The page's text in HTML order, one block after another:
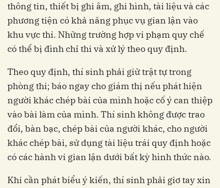
thông tin, thiết bị ghi âm, ghi hình, tài liệu và các
phương tiện có khả năng phục vụ gian lận vào
khu vực thi. Những trường hợp vi phạm quy chế
có thể bị đình chỉ thi và xử lý theo quy định.
Theo quy định, thí sinh phải giữ trật tự trong
phòng thi; báo ngay cho giám thị nếu phát hiện
người khác chép bài của mình hoặc cố ý can thiệp
vào bài làm của mình. Thí sinh không được trao
đổi, bàn bạc, chép bài của người khác, cho người
khác chép bài, sử dụng tài liệu trái quy định hoặc
có các hành vi gian lận dưới bất kỳ hình thức nào.
Khi cần phát biểu ý kiến, thí sinh phải giơ tay xin